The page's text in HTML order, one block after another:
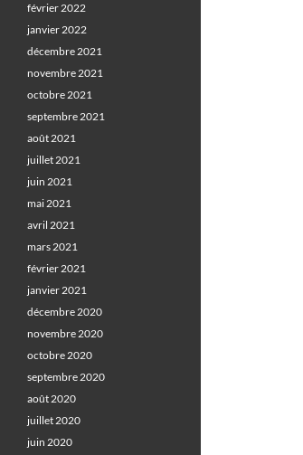
février 2022
janvier 2022
décembre 2021
novembre 2021
octobre 2021
septembre 2021
août 2021
juillet 2021
juin 2021
mai 2021
avril 2021
mars 2021
février 2021
janvier 2021
décembre 2020
novembre 2020
octobre 2020
septembre 2020
août 2020
juillet 2020
juin 2020